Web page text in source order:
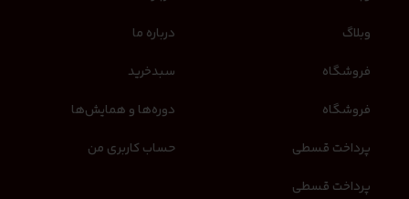
وبلاگ
فروشگاه
فروشگاه
پرداخت قسطی
پرداخت قسطی
درباره ما
سبدخرید
دوره‌ها و همایش‌ها
حساب کاربری من